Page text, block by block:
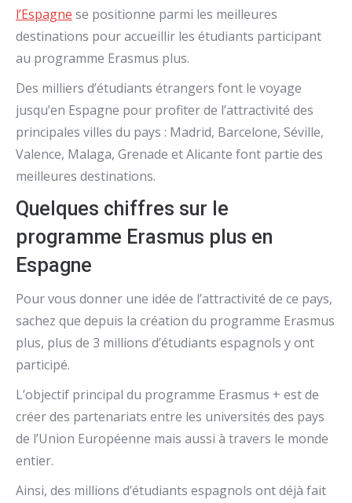
l’Espagne se positionne parmi les meilleures
destinations pour accueillir les étudiants participant
au programme Erasmus plus.
Des milliers d’étudiants étrangers font le voyage
jusqu’en Espagne pour profiter de l’attractivité des
principales villes du pays : Madrid, Barcelone, Séville,
Valence, Malaga, Grenade et Alicante font partie des
meilleures destinations.
Quelques chiffres sur le
programme Erasmus plus en
Espagne
Pour vous donner une idée de l’attractivité de ce pays,
sachez que depuis la création du programme Erasmus
plus, plus de 3 millions d’étudiants espagnols y ont
participé.
L’objectif principal du programme Erasmus + est de
créer des partenariats entre les universités des pays
de l’Union Européenne mais aussi à travers le monde
entier.
Ainsi, des millions d’étudiants espagnols ont déjà fait